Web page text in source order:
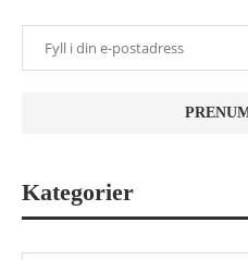
Kategorier